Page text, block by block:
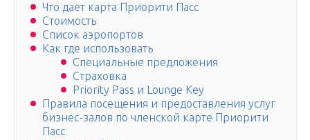
Что дает карта Приорити Пасс
Стоимость
Список аэропортов
Как где использовать
Специальные предложения
Страховка
Priority Pass и Lounge Key
Правила посещения и предоставления услуг
бизнес-залов по членской карте Приорити
Пасс